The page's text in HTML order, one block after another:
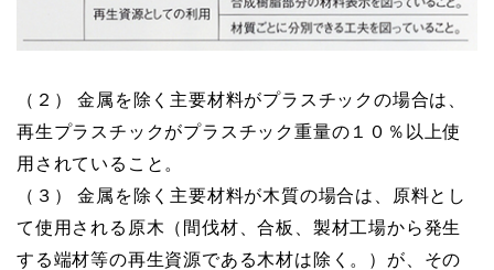
（２） 金属を除く主要材料がプラスチックの場合は、
再生プラスチックがプラスチック重量の１０％以上使
用されていること。
（３） 金属を除く主要材料が木質の場合は、原料とし
て使用される原木（間伐材、合板、製材工場から発生
する端材等の再生資源である木材は除く。）が、その